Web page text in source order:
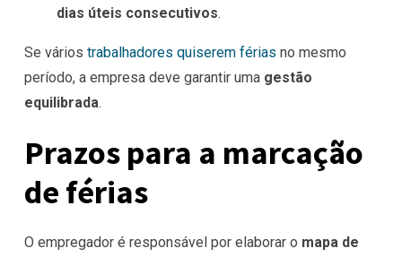
dias úteis consecutivos.
Se vários trabalhadores quiserem férias no mesmo
período, a empresa deve garantir uma gestão
equilibrada.
Prazos para a marcação
de férias
O empregador é responsável por elaborar o mapa de